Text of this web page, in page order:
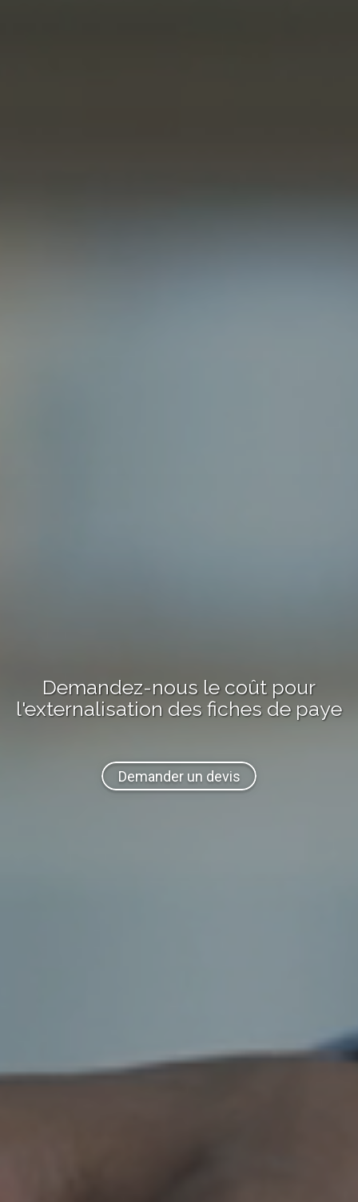
Demandez-nous le coûtpour
l'externalisation des fiches de paye
Demander un devis